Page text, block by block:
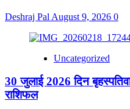
Deshraj Pal August 9, 2026 0
Uncategorized
30 जुलाई 2026 दिन
राशिफल